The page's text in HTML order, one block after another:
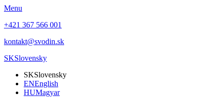
Menu
+421 367 566 001
kontakt@svodin.sk
SKSlovensky
SKSlovensky
ENEnglish
HUMagyar